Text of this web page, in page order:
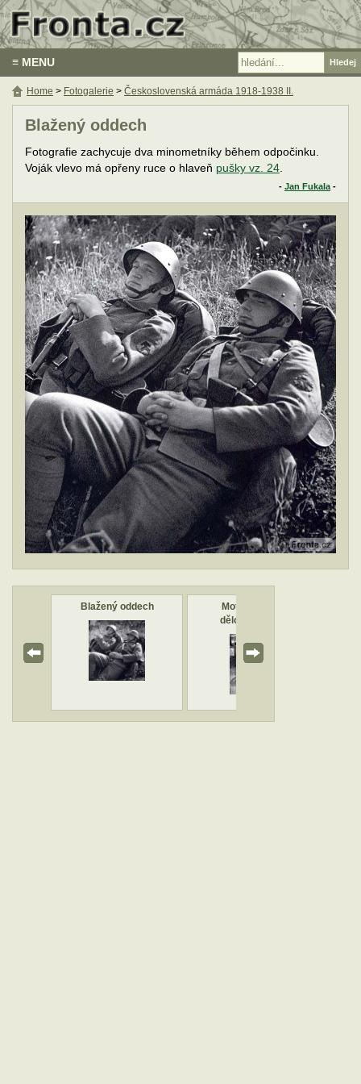
≡ MENU
Blažený oddech
Fotografie zachycuje dva minometníky během odpočinku.
Voják vlevo má opřeny ruce o hlaveň pušky vz. 24.
- Jan Fukala -
Blažený oddech
Motorisované
dělostřelectvo
Home > Fotogalerie > Československá armáda 1918-1938 II.